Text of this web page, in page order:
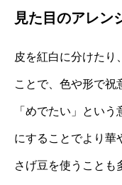
見た目のアレン
皮を紅白に分けたり
ことで、色や形で祝
「めでたい」とい
にすることでより華
さげ豆を使うことも